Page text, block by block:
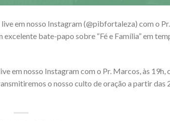
em nosso Instagram (@pibfortaleza) com o
bate-papo sobre “Fé e Família” em
em nosso Instagram com o Pr. Marcos, às 19h,
o nosso culto de oração a partir das